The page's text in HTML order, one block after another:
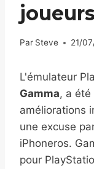
Par Steve 21/
L'émulateur
Gamma, a été
améliorations
une excuse
iPhoneros.
pour